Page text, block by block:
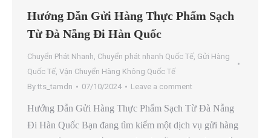
Hướng Dẫn Gửi Hàng Thực Phẩm Sạch
Từ Đà Nẵng Đi Hàn Quốc
Chuyển Phát Nhanh, Chuyển phát nhanh Quốc Tế, Gửi Hàng
Quốc Tế, Vận Chuyển Hàng Không Quốc Tế
Bytts_tamdn 07/10/2024 Leave a comment
Hướng Dẫn Gửi Hàng Thực Phẩm Sạch Từ Đà Nẵng
Đi Hàn Quốc Bạn đang tìm kiếm một dịch vụ gửi hàng